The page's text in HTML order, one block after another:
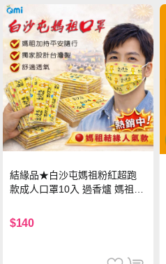
結緣品★白沙屯媽祖粉紅超跑
款成人口罩10入 過香爐 媽祖加
$140